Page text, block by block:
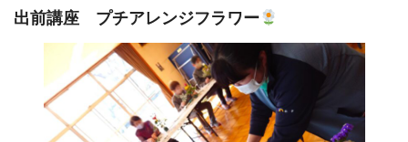
出前講座 プチアレンジフラワー